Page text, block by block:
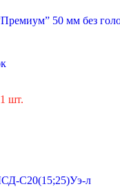
50 мм без
шт.
С20(15;25)Уэ-л